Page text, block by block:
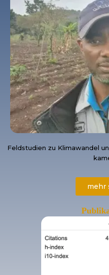
Feldstudien zu Klimawandel
mehr